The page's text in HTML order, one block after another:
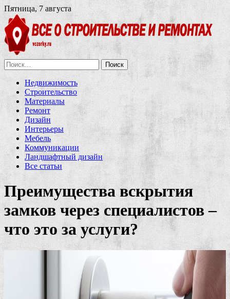
Пятница, 7 августа
Найти:
Недвижимость
Строительство
Материалы
Ремонт
Дизайн
Интерьеры
Мебель
Коммуникации
Ландшафтный дизайн
Все статьи
Преимущества вскрытия
замков через специалистов –
что это за услуги?